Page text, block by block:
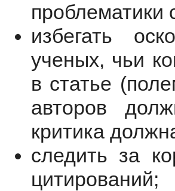
проблематики
избегать
ученых, чьи
в статье (п
авторов
критика
следить за
цитирований;